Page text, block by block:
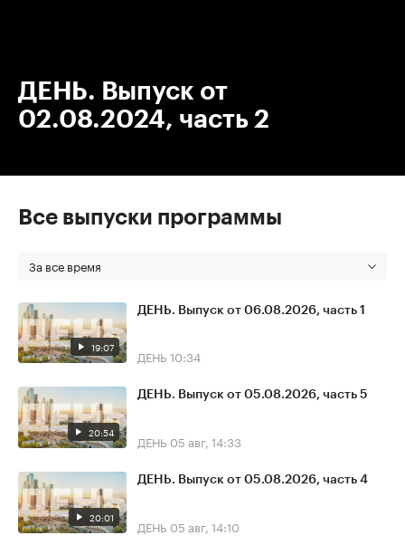
ДЕНЬ. Выпуск от
02.08.2024, часть 2
Все выпуски программы
За все время
19:07
ДЕНЬ. Выпуск от 06.08.2026, часть 1
ДЕНЬ 10:34
20:54
ДЕНЬ. Выпуск от 05.08.2026, часть 5
ДЕНЬ 05 авг, 14:33
20:01
ДЕНЬ. Выпуск от 05.08.2026, часть 4
ДЕНЬ 05 авг, 14:10